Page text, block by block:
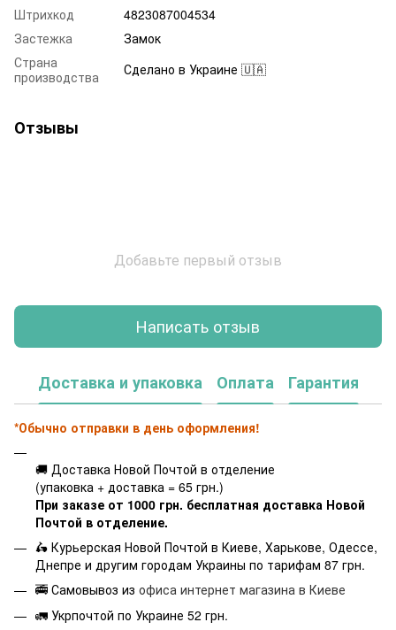
Штрихкод
4823087004534
Застежка
Замок
Страна
производства
Сделано в Украине 🇺🇦
Отзывы
Добавьте первый отзыв
Написать отзыв
Доставка и упаковка Оплата Гарантия
*Обычно отправки в день оформления!
🚚 Доставка Новой Почтой в отделение
(упаковка + доставка = 65 грн.)
При заказе от 1000 грн. бесплатная доставка Новой
Почтой в отделение.
🛵 Курьерская Новой Почтой в Киеве, Харькове, Одессе,
Днепре и другим городам Украины по тарифам 87 грн.
🚎 Самовывоз из офиса интернет магазина в Киеве
🚛 Укрпочтой по Украине 52 грн.